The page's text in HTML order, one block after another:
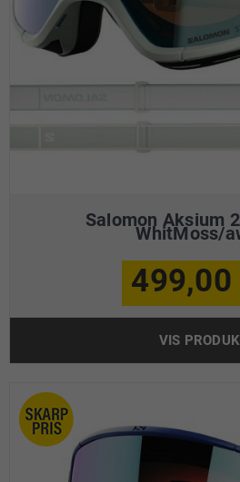
Salomon Aksium
WhitMoss/
499,00
VIS